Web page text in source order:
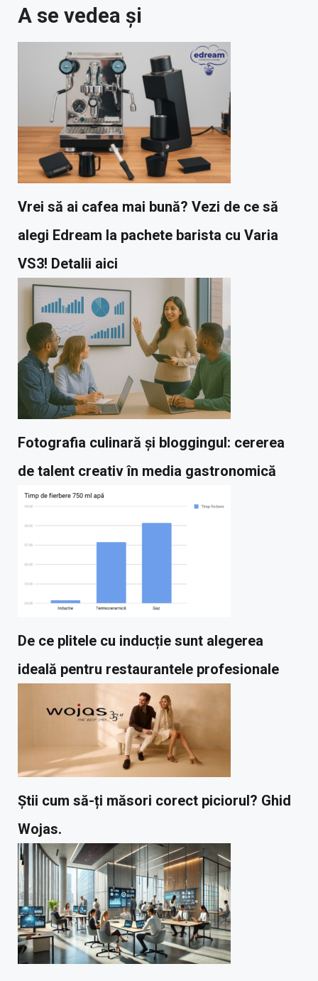
A se vedea și
Vrei să ai cafea mai bună? Vezi de ce să
alegi Edream la pachete barista cu Varia
VS3! Detalii aici
Fotografia culinară și bloggingul: cererea
de talent creativ în media gastronomică
De ce plitele cu inducție sunt alegerea
ideală pentru restaurantele profesionale
Știi cum să-ți măsori corect piciorul? Ghid
Wojas.